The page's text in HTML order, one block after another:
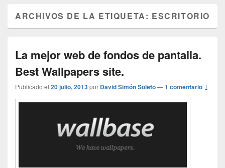
ARCHIVOS DE LA ETIQUETA: ESCRITORIO
La mejor web de fondos de pantalla.
Best Wallpapers site.
Publicado el 20 julio, 2013por David Simón Soleto—1 comentario ↓